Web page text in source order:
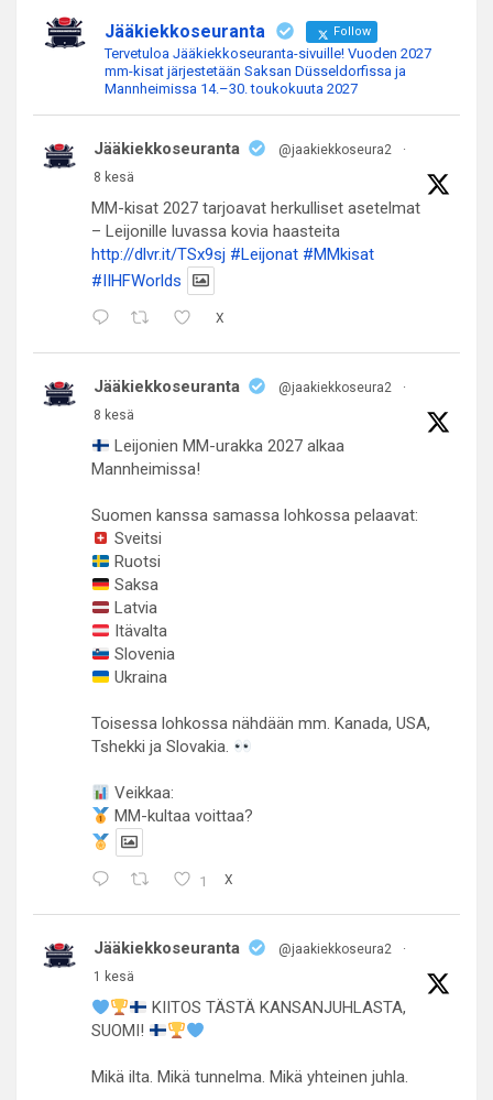
Jääkiekkoseuranta Follow
Tervetuloa Jääkiekkoseuranta-sivuille! Vuoden 2027
mm-kisat järjestetään Saksan Düsseldorfissa ja
Mannheimissa 14.–30. toukokuuta 2027
Jääkiekkoseuranta @jaakiekkoseura2
·
8 kesä
MM-kisat 2027 tarjoavat herkulliset asetelmat
– Leijonille luvassa kovia haasteita
http://dlvr.it/TSx9sj #Leijonat #MMkisat
#IIHFWorlds
X
Jääkiekkoseuranta @jaakiekkoseura2
·
8 kesä
Leijonien MM-urakka 2027 alkaa
Mannheimissa!
Suomen kanssa samassa lohkossa pelaavat:
Sveitsi
Ruotsi
Saksa
Latvia
Itävalta
Slovenia
Ukraina
Toisessa lohkossa nähdään mm. Kanada, USA,
Tshekki ja Slovakia.
Veikkaa:
MM-kultaa voittaa?
1 X
Jääkiekkoseuranta @jaakiekkoseura2
·
1 kesä
KIITOS TÄSTÄ KANSANJUHLASTA,
SUOMI!
Mikä ilta. Mikä tunnelma. Mikä yhteinen juhla.